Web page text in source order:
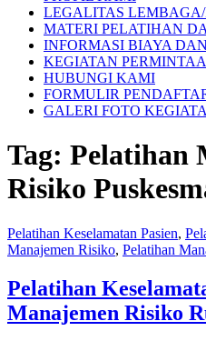
LEGALITAS
MATERI PELATIHAN
INFORMASI BIAYA
KEGIATAN
HUBUNGI KAMI
FORMULIR
GALERI FOTO
Tag: Pelatihan
Risiko
Pelatihan Keselamatan Pasien,
Manajemen Risiko, Pelatihan
Pelatihan
Manajemen Risiko